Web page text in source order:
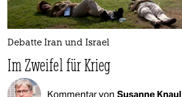
Debatte Iran und Israel
Im Zweifel für Krieg
Kommentar von Susanne Knaul